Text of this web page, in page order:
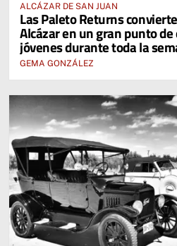
ALCÁZAR DE SAN JUAN
Las Paleto Returns
Alcázar en un gran punto
jóvenes durante toda la
GEMA GONZÁLEZ